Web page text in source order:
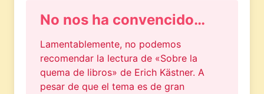
No nos ha convencido…
Lamentablemente, no podemos
recomendar la lectura de «Sobre la
quema de libros» de Erich Kästner. A
pesar de que el tema es de gran